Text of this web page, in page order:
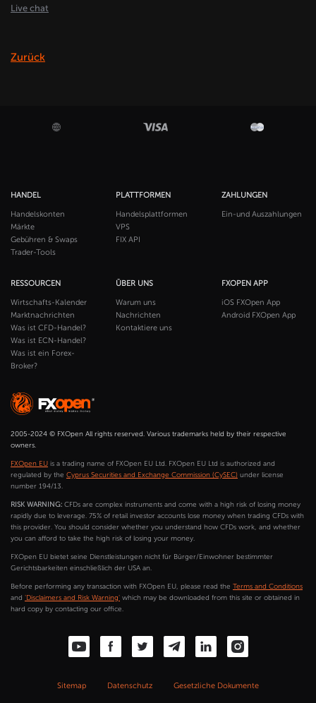
Live chat
Zurück
HANDEL
Handelskonten
Märkte
Gebühren & Swaps
Trader-Tools
PLATTFORMEN
Handelsplattformen
VPS
FIX API
ZAHLUNGEN
Ein-und Auszahlungen
RESSOURCEN
Wirtschafts-Kalender
Marktnachrichten
Was ist CFD-Handel?
Was ist ECN-Handel?
Was ist ein Forex-
Broker?
ÜBER UNS
Warum uns
Nachrichten
Kontaktiere uns
FXOPEN APP
iOS FXOpen App
Android FXOpen App
2005-2024 © FXOpen All rights reserved. Various trademarks held by their respective
owners.
FXOpen EU is a trading name of FXOpen EU Ltd. FXOpen EU Ltd is authorized and
regulated by the Cyprus Securities and Exchange Commission (CySEC) under license
number 194/13.
RISK WARNING: CFDs are complex instruments and come with a high risk of losing money
rapidly due to leverage. 75% of retail investor accounts lose money when trading CFDs with
this provider. You should consider whether you understand how CFDs work, and whether
you can afford to take the high risk of losing your money.
FXOpen EU bietet seine Dienstleistungen nicht für Bürger/Einwohner bestimmter
Gerichtsbarkeiten einschließlich der USA an.
Before performing any transaction with FXOpen EU, please read the Terms and Conditions
and 'Disclaimers and Risk Warning' which may be downloaded from this site or obtained in
hard copy by contacting our office.
Sitemap Datenschutz Gesetzliche Dokumente